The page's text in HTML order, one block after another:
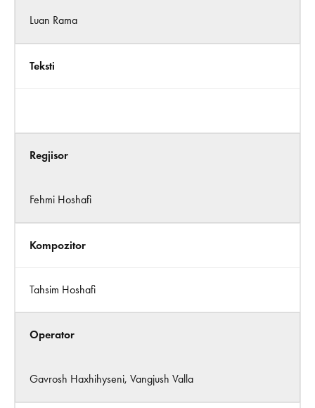
Luan Rama
Teksti
Regjisor
Fehmi Hoshafi
Kompozitor
Tahsim Hoshafi
Operator
Gavrosh Haxhihyseni, Vangjush Valla